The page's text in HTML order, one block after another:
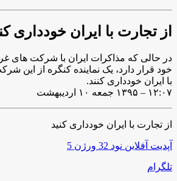
از تجارت با ایران خودداری
در حالی که مذاکرات ایران با شرکت های
خود قرار دارد، یک نماینده کنگره از این
با ایران خودداری کنند.
۱۲:۰۷ – ۱۳۹۵ جمعه ۱۰ اردیبهشت
از تجارت با ایران خودداری کنید
آپدیت آفلاین نود 32 ورژن 5
تلگرام